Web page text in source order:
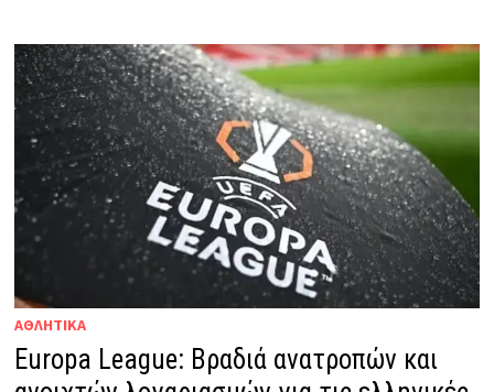
ΑΘΛΗΤΙΚΑ
Europa League: Βραδιά ανατροπών και